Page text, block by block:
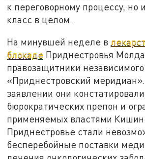
к переговорному процессу, но
класс в целом.
На минувшей неделе в
блокаде Приднестровья
правозащитники
«Приднестровский
заявлении они
бюрократических препон и
применяемых властями
Приднестровье стали
бесперебойные поставки